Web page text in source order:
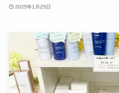
2025年1月25日